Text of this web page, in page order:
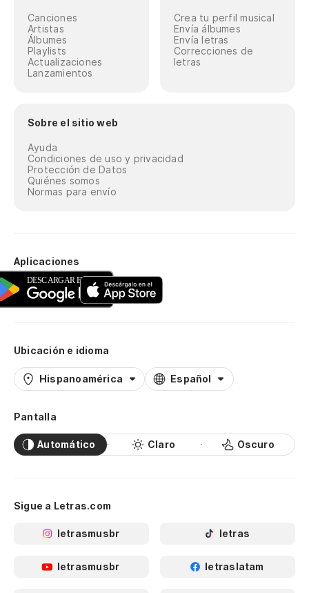
Canciones
Artistas
Álbumes
Playlists
Actualizaciones
Lanzamientos
Crea tu perfil musical
Envía álbumes
Envía letras
Correcciones de
letras
Sobre el sitio web
Ayuda
Condiciones de uso y privacidad
Protección de Datos
Quiénes somos
Normas para envío
Aplicaciones
Ubicación e idioma
Hispanoamérica Español
Pantalla
Automático Claro Oscuro
Sigue a Letras.com
letrasmusbr letras
letrasmusbr letraslatam